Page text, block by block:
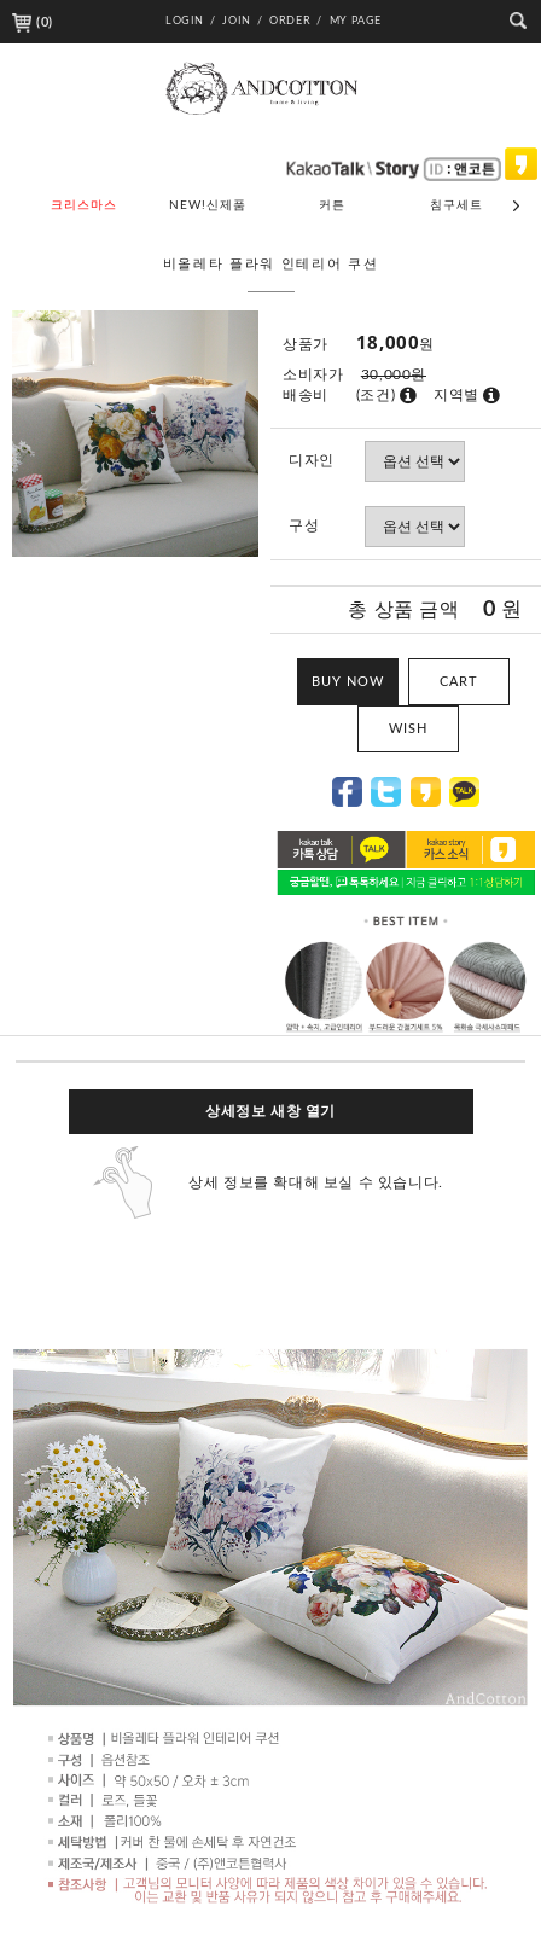
(0) LOGIN / JOIN / ORDER / MY PAGE
크리스마스 NEW!신제품 커튼 침구세트
비올레타 플라워 인테리어 쿠션
상품가 18,000원
소비자가
30,000원
배송비
(조건) 지역별
디자인
구성
총 상품 금액 0 원
BUY NOW CART
WISH
상세정보 새창 열기
상세 정보를 확대해 보실 수 있습니다.